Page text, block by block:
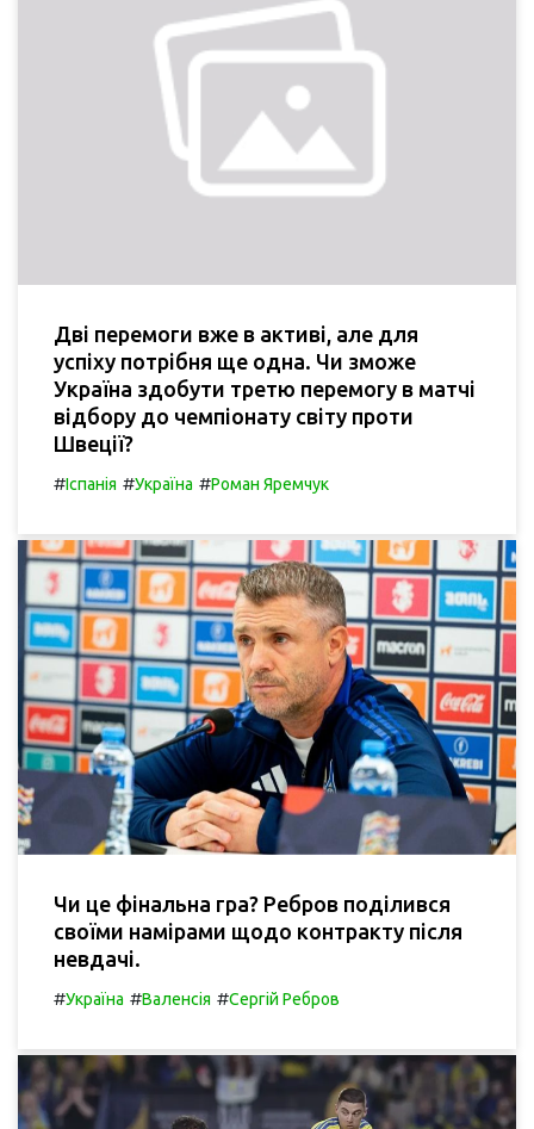
Дві перемоги вже в активі, але для
успіху потрібня ще одна. Чи зможе
Україна здобути третю перемогу в матчі
відбору до чемпіонату світу проти
Швеції?
#Іспанія #Україна #Роман Яремчук
Чи це фінальна гра? Ребров поділився
своїми намірами щодо контракту після
невдачі.
#Україна #Валенсія #Сергій Ребров